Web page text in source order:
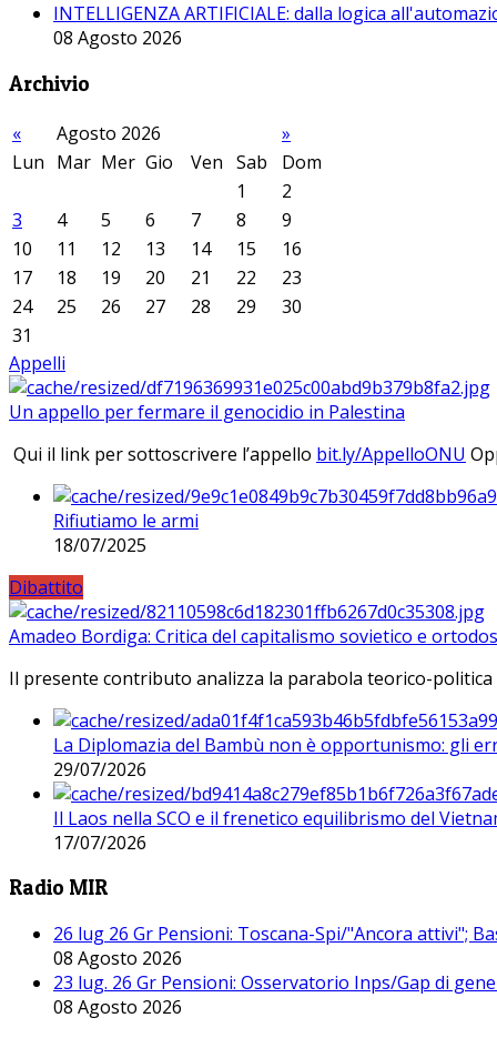
INTELLIGENZA ARTIFICIALE: dalla logica
08 Agosto 2026
Archivio
« Agosto 2026
»
Lun Mar Mer Gio Ven Sab
Dom
1
2
3
4 5 6 7 8
9
10
11 12 13 14 15
16
17
18 19 20 21 22
23
24
25 26 27 28 29
30
31
Appelli
Un appello per fermare il genocidio in Palestina
Qui il link per sottoscrivere l’appello bit.ly/AppelloONU
Rifiutiamo le armi
18/07/2025
Dibattito
Amadeo Bordiga: Critica del capitalismo sovietico e
Il presente contributo analizza la parabola teorico-
La Diplomazia del Bambù non è opportunismo: gli
29/07/2026
Il Laos nella SCO e il frenetico equilibrismo del
17/07/2026
Radio MIR
26 lug 26 Gr Pensioni: Toscana-Spi/"Ancora attivi";
08 Agosto 2026
23 lug. 26 Gr Pensioni: Osservatorio Inps/Gap di
08 Agosto 2026